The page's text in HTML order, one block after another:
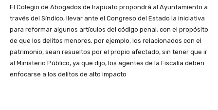
El Colegio de Abogados de Irapuato propondrá al Ayuntamiento a
través del Síndico, llevar ante el Congreso del Estado la iniciativa
para reformar algunos artículos del código penal; con el propósito
de que los delitos menores, por ejemplo, los relacionados con el
patrimonio, sean resueltos por el propio afectado, sin tener que ir
al Ministerio Público, ya que dijo, los agentes de la Fiscalía deben
enfocarse a los delitos de alto impacto